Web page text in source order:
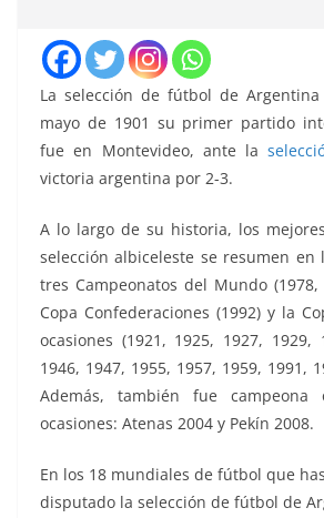
La selección de fútbol de
mayo de 1901 su primer partido
fue en Montevideo, ante la
victoria argentina por 2-3.
A lo largo de su historia, los
selección albiceleste se resumen en
tres Campeonatos del Mundo (1978,
Copa Confederaciones (1992) y la
ocasiones (1921, 1925, 1927, 1929,
1946, 1947, 1955, 1957, 1959, 1991,
Además, también fue campeona
ocasiones: Atenas 2004 y Pekín 2008.
En los 18 mundiales de fútbol que
disputado la selección de fútbol de